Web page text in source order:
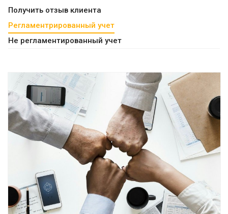
Получить отзыв клиента
Регламентрированный учет
Не регламентированный учет
Смотреть проект